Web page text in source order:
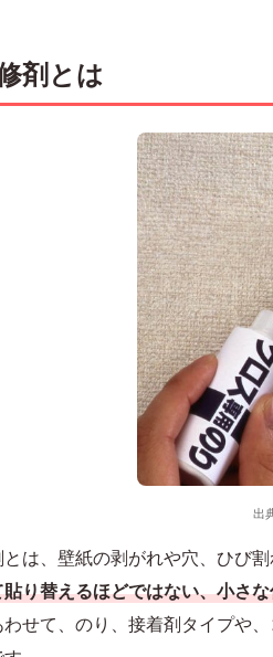
剤とは
出
は、壁紙の剥がれや穴、ひび
り替えるほどではない、小さ
せて、のり、接着剤タイプや